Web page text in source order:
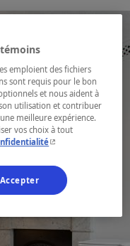
emploient des fichiers
sont requis pour le bon
et nous aident à
utilisation et contribuer
meilleure expérience.
vos choix à tout
- Cet hyperlien
Accepter